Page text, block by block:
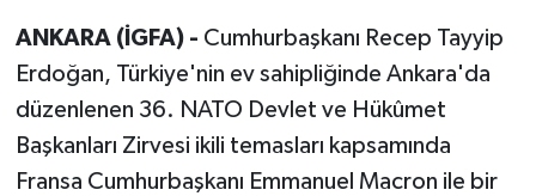
ANKARA (İGFA) - Cumhurbaşkanı Recep Tayyip
Erdoğan, Türkiye'nin ev sahipliğinde Ankara'da
düzenlenen 36. NATO Devlet ve Hükûmet
Başkanları Zirvesi ikili temasları kapsamında
Fransa Cumhurbaşkanı Emmanuel Macron ile bir